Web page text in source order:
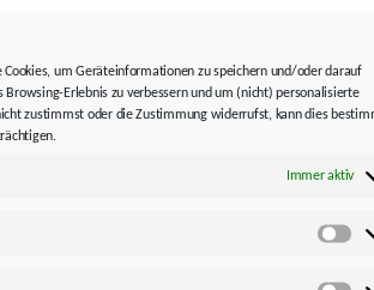
um Geräteinformationen zu speichern und/oder darauf
Erlebnis zu verbessern und um (nicht) personalisierte
zustimmst oder die Zustimmung widerrufst, kann dies
Immer aktiv
LAGERSYSTEM